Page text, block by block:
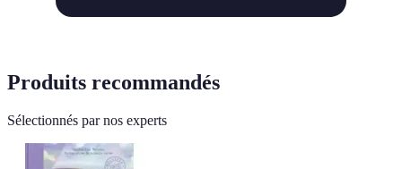
Produits recommandés
Sélectionnés par nos experts